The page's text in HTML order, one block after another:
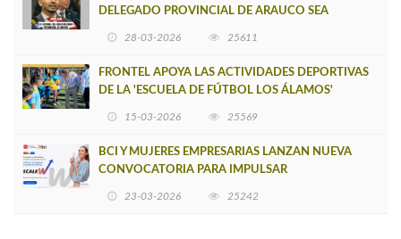
DELEGADO PROVINCIAL DE ARAUCO SEA
28-03-2026 25611
FRONTEL APOYA LAS ACTIVIDADES DEPORTIVAS
DE LA 'ESCUELA DE FÚTBOL LOS ÁLAMOS'
15-03-2026 25569
BCI Y MUJERES EMPRESARIAS LANZAN NUEVA
CONVOCATORIA PARA IMPULSAR
23-03-2026 25242